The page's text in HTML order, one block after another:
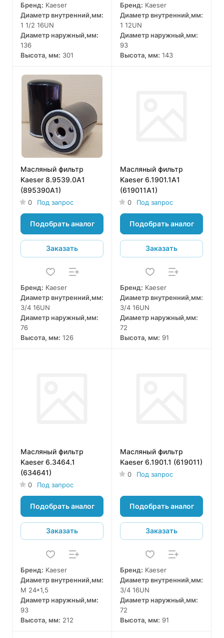
Бренд: Kaeser
Диаметр внутренний,мм:
1 1/2 16UN
Диаметр наружный,мм:
136
Высота, мм: 301
Бренд: Kaeser
Диаметр внутренний,мм:
1 12UN
Диаметр наружный,мм:
93
Высота, мм: 143
Масляный фильтр
Kaeser 8.9539.0А1
(895390А1)
0 Под запрос
Подобрать аналог
Заказать
Бренд: Kaeser
Диаметр внутренний,мм:
3/4 16UN
Диаметр наружный,мм:
76
Высота, мм: 126
Масляный фильтр
Kaeser 6.1901.1A1
(619011A1)
0 Под запрос
Подобрать аналог
Заказать
Бренд: Kaeser
Диаметр внутренний,мм:
3/4 16UN
Диаметр наружный,мм:
72
Высота, мм: 91
Масляный фильтр
Kaeser 6.3464.1
(634641)
0 Под запрос
Подобрать аналог
Заказать
Бренд: Kaeser
Диаметр внутренний,мм:
M 24*1,5
Диаметр наружный,мм:
93
Высота, мм: 212
Масляный фильтр
Kaeser 6.1901.1 (619011)
0 Под запрос
Подобрать аналог
Заказать
Бренд: Kaeser
Диаметр внутренний,мм:
3/4 16UN
Диаметр наружный,мм:
72
Высота, мм: 91